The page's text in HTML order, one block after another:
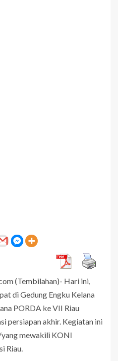
(Tembilahan)- Hari ini,
di Gedung Engku Kelana
PORDA ke VII Riau
persiapan akhir. Kegiatan ini
mewakili KONI
Riau.